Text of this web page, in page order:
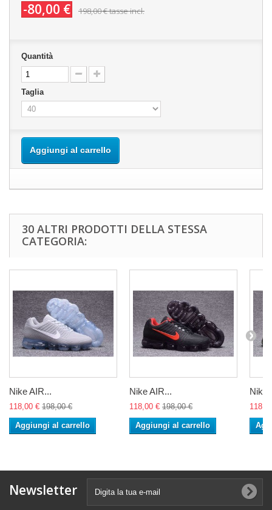
-80,00 € 198,00 €tasse incl.
Quantità
Taglia
Aggiungi al carrello
30 ALTRI PRODOTTI DELLA STESSA
CATEGORIA:
Nike AIR...
118,00 € 198,00 €
Aggiungi al carrello
Nike AIR...
118,00 € 198,00 €
Aggiungi al carrello
Nike
Newsletter